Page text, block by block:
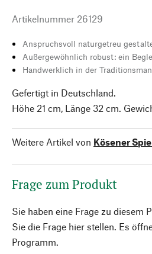
Artikelnummer 26129
Anspruchsvoll naturgetreu
Außergewöhnlich robust: ein
Handwerklich in der
Gefertigt in Deutschland.
Höhe 21 cm, Länge 32 cm.
Weitere Artikel von Kösener
Frage zum Produkt
Sie haben eine Frage zu diesem
Sie die Frage hier stellen. Es
Programm.